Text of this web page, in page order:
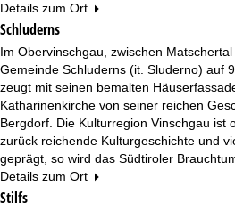
Details zum Ort
Schluderns
Im Obervinschgau, zwischen
Gemeinde Schluderns (it. Sluderno) auf
zeugt mit seinen bemalten
Katharinenkirche von seiner reichen
Bergdorf. Die Kulturregion Vinschgau ist
zurück reichende Kulturgeschichte und
geprägt, so wird das Südtiroler
Details zum Ort
Stilfs